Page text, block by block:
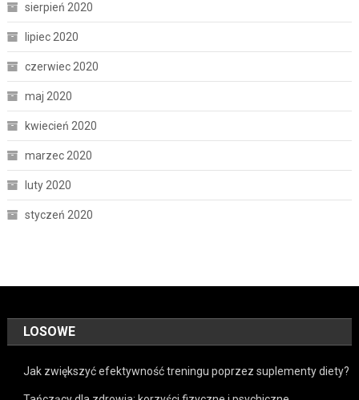
sierpień 2020
lipiec 2020
czerwiec 2020
maj 2020
kwiecień 2020
marzec 2020
luty 2020
styczeń 2020
LOSOWE
Jak zwiększyć efektywność treningu poprzez suplementy diety?